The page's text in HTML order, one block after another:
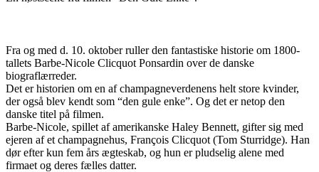
Fra og med d. 10. oktober ruller den fantastiske historie om 1800-
tallets Barbe-Nicole Clicquot Ponsardin over de danske
biograflærreder.
Det er historien om en af champagneverdenens helt store kvinder,
der også blev kendt som “den gule enke”. Og det er netop den
danske titel på filmen.
Barbe-Nicole, spillet af amerikanske Haley Bennett, gifter sig med
ejeren af et champagnehus, François Clicquot (Tom Sturridge). Han
dør efter kun fem års ægteskab, og hun er pludselig alene med
firmaet og deres fælles datter.